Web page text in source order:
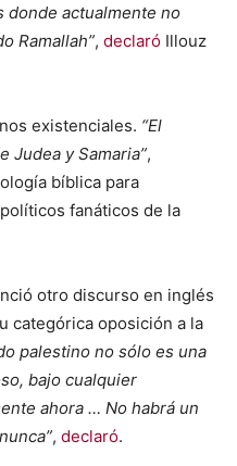
donde actualmente no
Ramallah”, declaró Illouz
existenciales. “El
Judea y Samaria”,
bíblica para
fanáticos de la
otro discurso en inglés
categórica oposición a la
palestino no sólo es una
bajo cualquier
ahora … No habrá un
, declaró.